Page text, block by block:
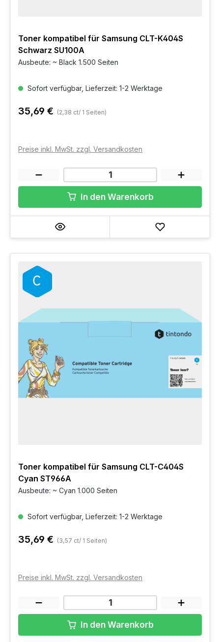
Toner kompatibel für Samsung CLT-K404S
Schwarz SU100A
Ausbeute: ~ Black 1.500 Seiten
Sofort verfügbar, Lieferzeit: 1-2 Werktage
35,69 € (2,38 ct/ 1 Seiten)
Preise inkl. MwSt. zzgl. Versandkosten
In den Warenkorb
Toner kompatibel für Samsung CLT-C404S
Cyan ST966A
Ausbeute: ~ Cyan 1.000 Seiten
Sofort verfügbar, Lieferzeit: 1-2 Werktage
35,69 € (3,57 ct/ 1 Seiten)
Preise inkl. MwSt. zzgl. Versandkosten
In den Warenkorb